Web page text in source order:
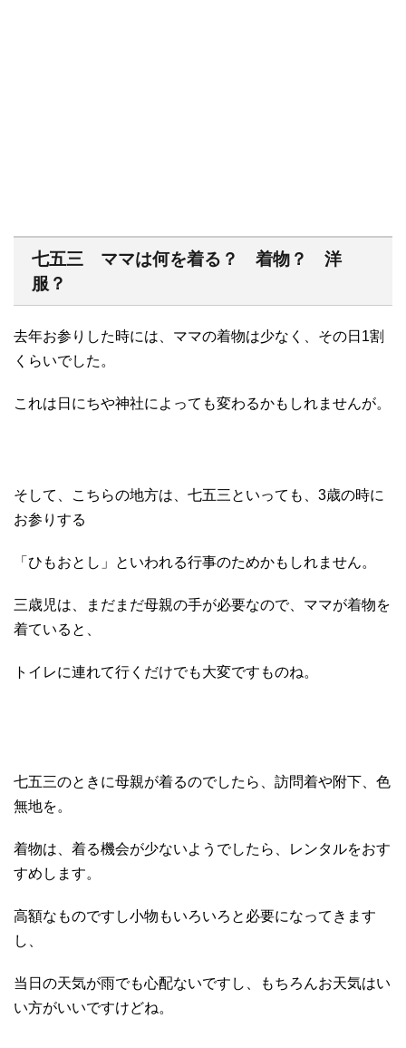
七五三 ママは何を着る？ 着物？ 洋
服？
去年お参りした時には、ママの着物は少なく、その日1割
くらいでした。
これは日にちや神社によっても変わるかもしれませんが。
そして、こちらの地方は、七五三といっても、3歳の時に
お参りする
「ひもおとし」といわれる行事のためかもしれません。
三歳児は、まだまだ母親の手が必要なので、ママが着物を
着ていると、
トイレに連れて行くだけでも大変ですものね。
七五三のときに母親が着るのでしたら、訪問着や附下、色
無地を。
着物は、着る機会が少ないようでしたら、レンタルをおす
すめします。
高額なものですし小物もいろいろと必要になってきます
し、
当日の天気が雨でも心配ないですし、もちろんお天気はい
い方がいいですけどね。